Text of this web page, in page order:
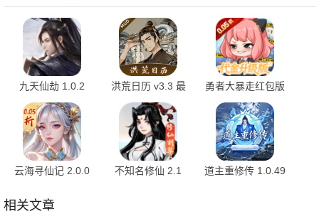
九天仙劫 1.0.2
洪荒日历 v3.3 最
新版
勇者大暴走红包版
1.0.0 官方版
云海寻仙记 2.0.0
不知名修仙 2.1
道主重修传 1.0.49
相关文章